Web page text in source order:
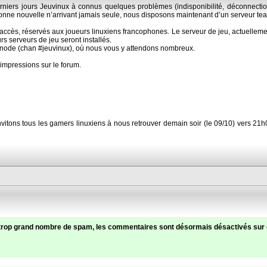
jours Jeuvinux à connus quelques problèmes (indisponibilité,
nouvelle n’arrivant jamais seule, nous disposons maintenant d’un serveur
réservés aux joueurs linuxiens francophones. Le serveur de jeu,
serveurs de jeu seront installés.
(chan #jeuvinux), où nous vous y attendons nombreux.
sur le forum.
tous les gamers linuxiens à nous retrouver demain soir (le 09/10) vers
grand nombre de spam, les commentaires sont désormais désactivés sur